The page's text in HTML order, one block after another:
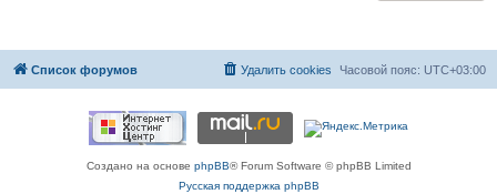
Список форумов Часовой пояс: UTC+03:00
Удалить cookies
Создано на основе phpBB® Forum Software © phpBB Limited
Русская поддержка phpBB